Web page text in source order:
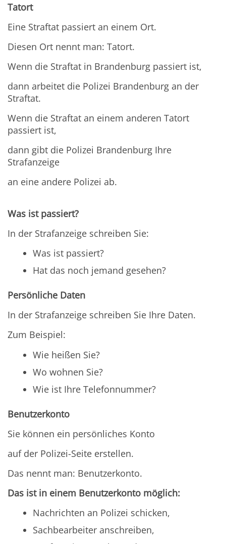
Tatort
Eine Straftat passiert an einem Ort.
Diesen Ort nennt man: Tatort.
Wenn die Straftat in Brandenburg passiert ist,
dann arbeitet die Polizei Brandenburg an der
Straftat.
Wenn die Straftat an einem anderen Tatort
passiert ist,
dann gibt die Polizei Brandenburg Ihre
Strafanzeige
an eine andere Polizei ab.
Was ist passiert?
In der Strafanzeige schreiben Sie:
Was ist passiert?
Hat das noch jemand gesehen?
Persönliche Daten
In der Strafanzeige schreiben Sie Ihre Daten.
Zum Beispiel:
Wie heißen Sie?
Wo wohnen Sie?
Wie ist Ihre Telefonnummer?
Benutzerkonto
Sie können ein persönliches Konto
auf der Polizei-Seite erstellen.
Das nennt man: Benutzerkonto.
Das ist in einem Benutzerkonto möglich:
Nachrichten an Polizei schicken,
Sachbearbeiter anschreiben,